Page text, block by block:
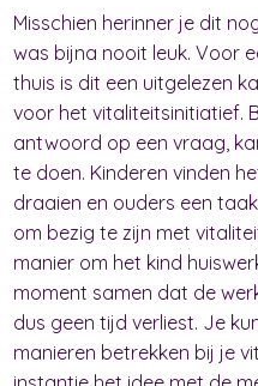
Misschien herinner je dit
was bijna nooit leuk. Voor
thuis is dit een uitgelezen
voor het vitaliteitsinitiatief.
antwoord op een vraag,
te doen. Kinderen vinden
draaien en ouders een
om bezig te zijn met
manier om het kind
moment samen dat de
dus geen tijd verliest. Je
manieren betrekken bij je